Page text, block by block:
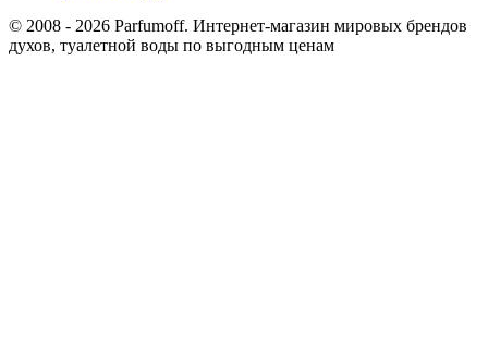
© 2008 - 2026 Parfumoff. Интернет-магазин мировых брендов
духов, туалетной воды по выгодным ценам